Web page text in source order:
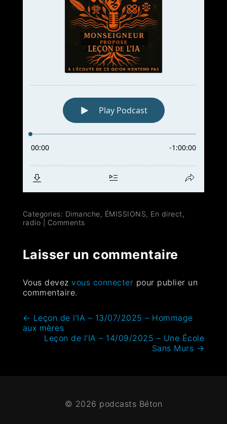
Categories: Dimanche, ÉMISSIONS, En direct ,
radio
Comments
Laisser un commentaire
Vous devezvous connecter pour publier un
commentaire.
← Leçon de l’IA – 13/07/2025 – Hommage
aux mères
Leçon de l’IA – 14/09/2025 – Une École
Sans Murs →
© 2026 podcasts Béton